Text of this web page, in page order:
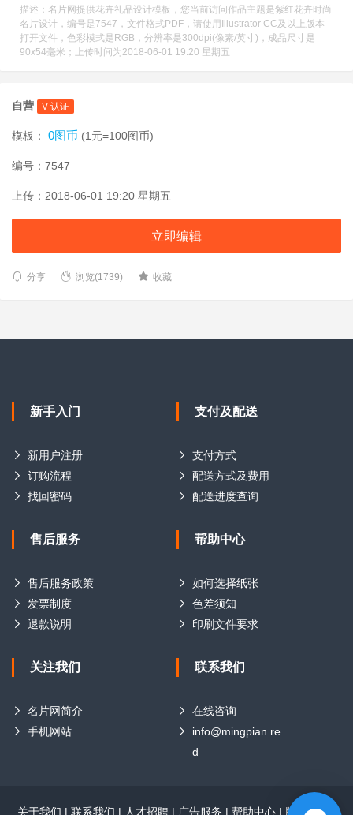
描述：名片网提供花卉礼品设计模板，您当前访问作品主题是紫红花卉时尚
名片设计，编号是7547，文件格式PDF，请使用Illustrator CC及以上版本
打开文件，色彩模式是RGB，分辨率是300dpi(像素/英寸)，成品尺寸是
90x54毫米；上传时间为2018-06-01 19:20 星期五
自营 V 认证
模板： 0图币 (1元=100图币)
编号：7547
上传：2018-06-01 19:20 星期五
立即编辑
分享 浏览(1739) 收藏
新手入门
新用户注册
订购流程
找回密码
支付及配送
支付方式
配送方式及费用
配送进度查询
售后服务
售后服务政策
发票制度
退款说明
帮助中心
如何选择纸张
色差须知
印刷文件要求
关注我们
名片网简介
手机网站
联系我们
在线咨询
info@mingpian.re
d
关于我们 | 联系我们 | 人才招聘 | 广告服务 | 帮助中心 | 版权声明